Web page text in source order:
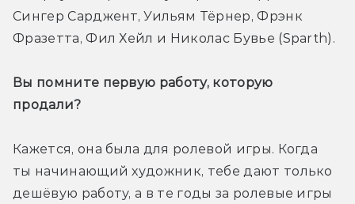
Сингер Сарджент, Уильям Тёрнер, Фрэнк
Фразетта, Фил Хейл и Николас Бувье (Sparth).
Вы помните первую работу, которую
продали?
Кажется, она была для ролевой игры. Когда
ты начинающий художник, тебе дают только
дешёвую работу, а в те годы за ролевые игры